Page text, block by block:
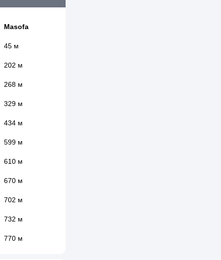
Masofa
45 м
202 м
268 м
329 м
434 м
599 м
610 м
670 м
702 м
732 м
770 м